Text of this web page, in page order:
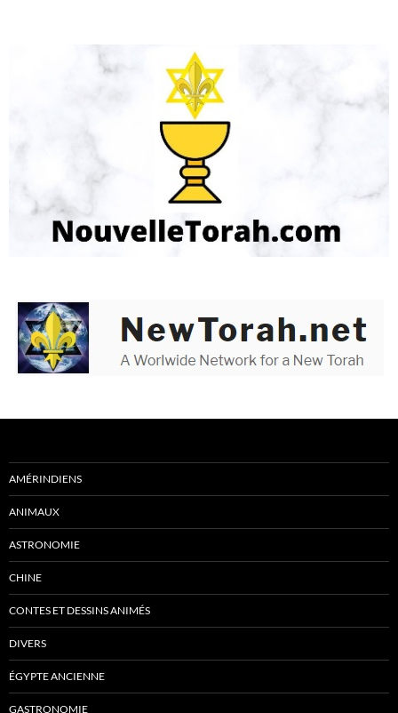
AMÉRINDIENS
ANIMAUX
ASTRONOMIE
CHINE
CONTES ET DESSINS ANIMÉS
DIVERS
ÉGYPTE ANCIENNE
GASTRONOMIE